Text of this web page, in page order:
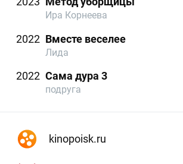
Ира Корнеева
2022 Вместе веселее
Лида
2022 Сама дура 3
подруга
kinopoisk.ru